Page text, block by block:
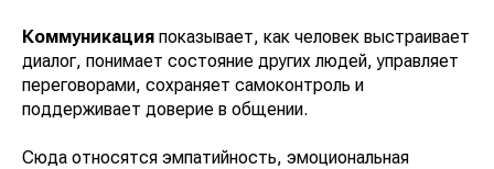
Коммуникация показывает, как человек выстраивает
диалог, понимает состояние других людей, управляет
переговорами, сохраняет самоконтроль и
поддерживает доверие в общении.
Сюда относятся эмпатийность, эмоциональная